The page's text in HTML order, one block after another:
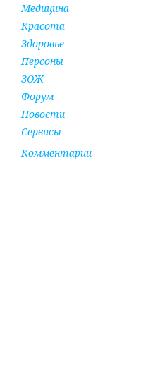
Медицина
Красота
Здоровье
Персоны
ЗОЖ
Форум
Новости
Сервисы
Комментарии